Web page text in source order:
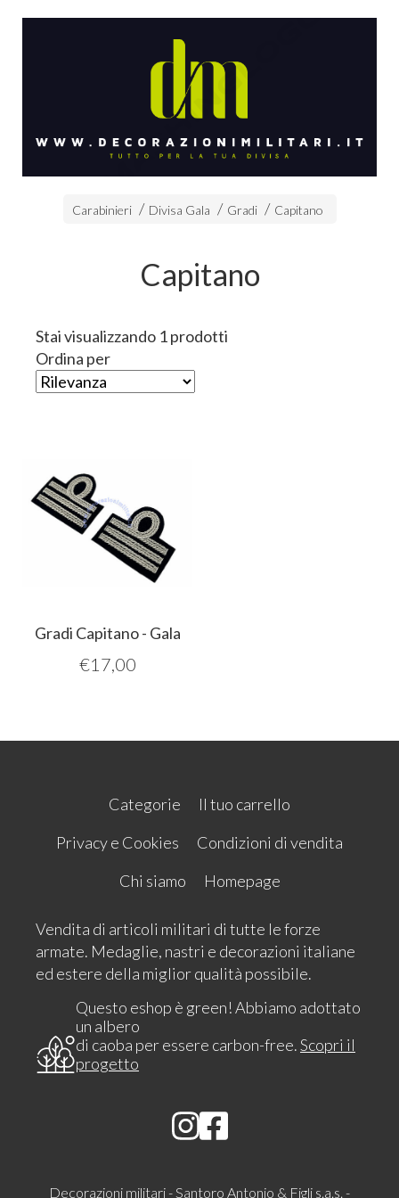
Carabinieri Divisa Gala Gradi Capitano
Capitano
Stai visualizzando 1 prodotti
Ordina per
Gradi Capitano - Gala
€17,00
Categorie
Il tuo carrello
Privacy e Cookies
Condizioni di vendita
Chi siamo
Homepage
Vendita di articoli militari di tutte le forze
armate. Medaglie, nastri e decorazioni italiane
ed estere della miglior qualità possibile.
Questo eshop è green! Abbiamo adottato
un albero
di caoba per essere carbon-free.Scopri il
progetto
Decorazioni militari - Santoro Antonio & Figli s.a.s. -